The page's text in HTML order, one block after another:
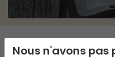
Nous n'avons